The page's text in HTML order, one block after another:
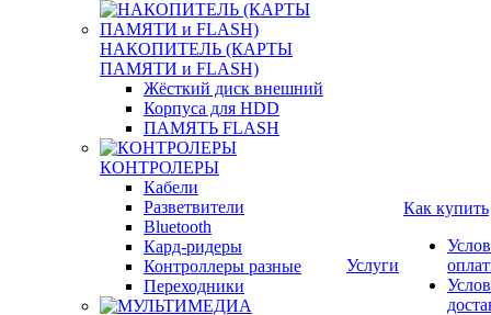
НАКОПИТЕЛЬ (КАРТЫ
ПАМЯТИ и FLASH)
Жёсткий диск внешний
Корпуса для HDD
ПАМЯТЬ FLASH
КОНТРОЛЕРЫ
Кабели
Разветвители
Bluetooth
Кард-ридеры
Контроллеры разные
Переходники
Услуги
Как купить